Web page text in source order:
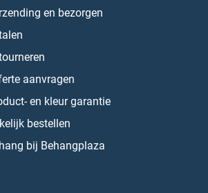
en bezorgen
aanvragen
en kleur garantie
bestellen
bij Behangplaza